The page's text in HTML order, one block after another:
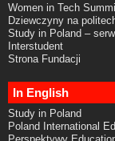
Women in Tech
Dziewczyny na
Study in Poland –
Interstudent
Strona Fundacji
In English
Study in Poland
Poland International